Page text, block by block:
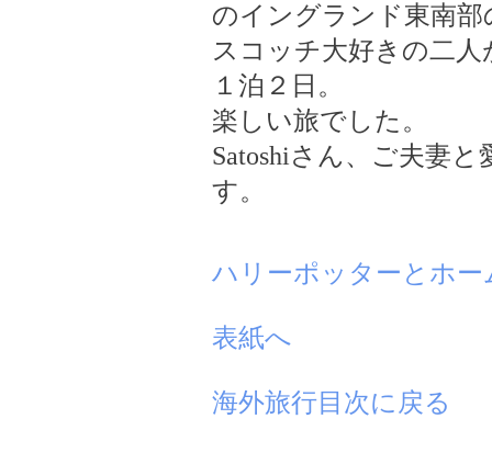
のイングランド東南
スコッチ大好きの二
１泊２日。
楽しい旅でした。
Satoshiさん、ご夫妻
す。
ハリーポッターとホー
表紙へ
海外旅行目次に戻る